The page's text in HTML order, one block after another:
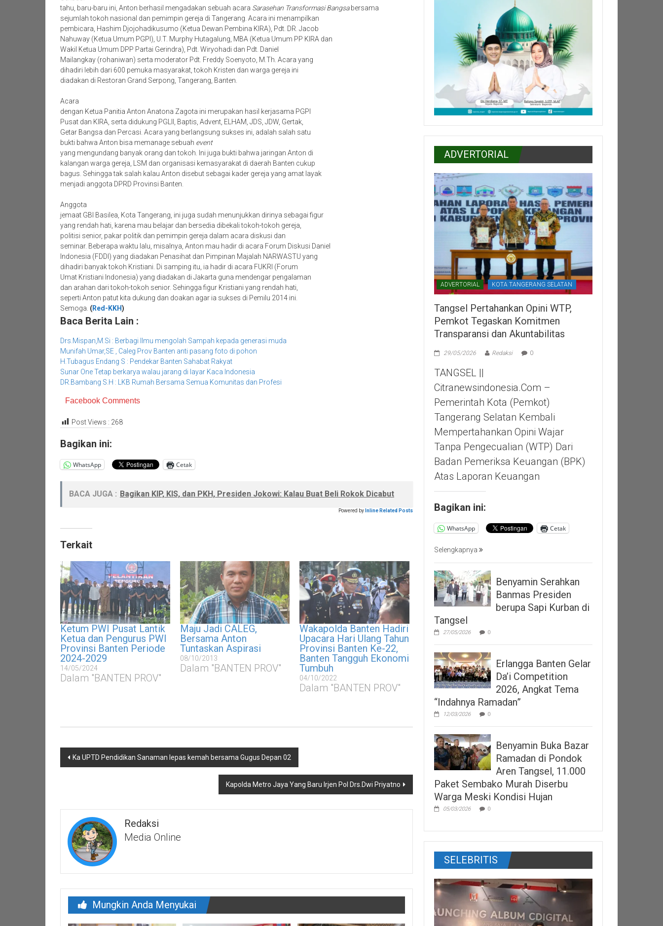
tahu, baru-baru ini, Anton berhasil mengadakan sebuah acara Sarasehan Transformasi Bangsabersama
sejumlah tokoh nasional dan pemimpin gereja di Tangerang. Acara ini menampilkan
pembicara, Hashim Djojohadikusumo (Ketua Dewan Pembina KIRA), Pdt. DR. Jacob
Nahuway (Ketua Umum PGPI), U.T. Murphy Hutagalung, MBA (Ketua Umum PP KIRA dan
Wakil Ketua Umum DPP Partai Gerindra), Pdt. Wiryohadi dan Pdt. Daniel
Mailangkay (rohaniwan) serta moderator Pdt. Freddy Soenyoto, M.Th. Acara yang
dihadiri lebih dari 600 pemuka masyarakat, tokoh Kristen dan warga gereja ini
diadakan di Restoran Grand Serpong, Tangerang, Banten.
Acara
dengan Ketua Panitia Anton Anatona Zagota ini merupakan hasil kerjasama PGPI
Pusat dan KIRA, serta didukung PGLII, Baptis, Advent, ELHAM, JDS, JDW, Gertak,
Getar Bangsa dan Percasi. Acara yang berlangsung sukses ini, adalah salah satu
bukti bahwa Anton bisa memanage sebuah event
yang mengundang banyak orang dan tokoh. Ini juga bukti bahwa jaringan Anton di
kalangan warga gereja, LSM dan organisasi kemasyarakat di daerah Banten cukup
bagus. Sehingga tak salah kalau Anton disebut sebagai kader gereja yang amat layak
menjadi anggota DPRD Provinsi Banten.
Anggota
jemaat GBI Basilea, Kota Tangerang, ini juga sudah menunjukkan dirinya sebagai figur
yang rendah hati, karena mau belajar dan bersedia dibekali tokoh-tokoh gereja,
politisi senior, pakar politik dan pemimpin gereja dalam acara diskusi dan
seminar. Beberapa waktu lalu, misalnya, Anton mau hadir di acara Forum Diskusi Daniel
Indonesia (FDDI) yang diadakan Penasihat dan Pimpinan Majalah NARWASTU yang
dihadiri banyak tokoh Kristiani. Di samping itu, ia hadir di acara FUKRI (Forum
Umat Kristiani Indonesia) yang diadakan di Jakarta guna mendengar pengalaman
dan arahan dari tokoh-tokoh senior. Sehingga figur Kristiani yang rendah hati,
seperti Anton patut kita dukung dan doakan agar ia sukses di Pemilu 2014 ini.
Semoga. (Red-KKH)
Baca Berita Lain :
Drs.Mispan,M.Si : Berbagi Ilmu mengolah Sampah kepada generasi muda
Munifah Umar,SE , Caleg Prov Banten anti pasang foto di pohon
H.Tubagus Endang S : Pendekar Banten Sahabat Rakyat
Sunar One Tetap berkarya walau jarang di layar Kaca Indonesia
DR.Bambang S.H : LKB Rumah Bersama Semua Komunitas dan Profesi
Facebook Comments
Post Views : 268
Bagikan ini:
WhatsApp Cetak
BACA JUGA : Bagikan KIP, KIS, dan PKH, Presiden Jokowi: Kalau Buat Beli Rokok Dicabut
Powered by Inline Related Posts
Terkait
Ketum PWI Pusat Lantik
Ketua dan Pengurus PWI
Provinsi Banten Periode
2024-2029
14/05/2024
Dalam "BANTEN PROV"
Maju Jadi CALEG,
Bersama Anton
Tuntaskan Aspirasi
08/10/2013
Dalam "BANTEN PROV"
Wakapolda Banten Hadiri
Upacara Hari Ulang Tahun
Provinsi Banten Ke-22,
Banten Tangguh Ekonomi
Tumbuh
04/10/2022
Dalam "BANTEN PROV"
Navigasi
pos
Ka UPTD Pendidikan Sanaman lepas kemah bersama Gugus Depan 02
Kapolda Metro Jaya Yang Baru Irjen Pol Drs.Dwi Priyatno
Redaksi
Media Online
Mungkin Anda Menyukai
ADVERTORIAL
ADVERTORIAL KOTA TANGERANG SELATAN
Tangsel Pertahankan Opini WTP,
Pemkot Tegaskan Komitmen
Transparansi dan Akuntabilitas
29/05/2026 Redaksi 0
TANGSEL ||
Citranewsindonesia.com –
Pemerintah Kota (Pemkot)
Tangerang Selatan Kembali
Mempertahankan Opini Wajar
Tanpa Pengecualian (WTP) Dari
Badan Pemeriksa Keuangan (BPK)
Atas Laporan Keuangan
Bagikan ini:
WhatsApp Cetak
Selengkapnya
Benyamin Serahkan
Banmas Presiden
berupa Sapi Kurban di
Tangsel
27/05/2026 0
Erlangga Banten Gelar
Da’i Competition
2026, Angkat Tema
“Indahnya Ramadan”
12/03/2026 0
Benyamin Buka Bazar
Ramadan di Pondok
Aren Tangsel, 11.000
Paket Sembako Murah Diserbu
Warga Meski Kondisi Hujan
05/03/2026 0
SELEBRITIS